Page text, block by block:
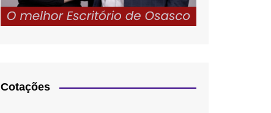
Cotações